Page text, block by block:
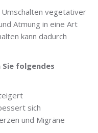
vegetativer
Atmung in eine Art
kann dadurch
folgendes
sich
und Migräne